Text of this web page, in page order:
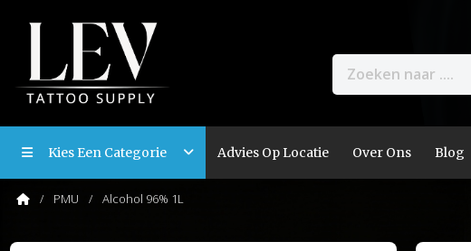
Kies Een Categorie Advies Op Locatie Over Ons Blog
PMU Alcohol 96% 1L